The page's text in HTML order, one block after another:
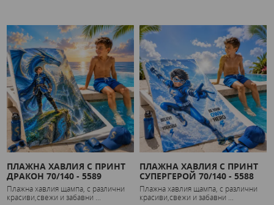
ПЛАЖНА ХАВЛИЯ С ПРИНТ
ДРАКОН 70/140 - 5589
Плажна хавлия щампа, с различни
красиви,свежи и забавни ...
ПЛАЖНА ХАВЛИЯ С ПРИНТ
СУПЕРГЕРОЙ 70/140 - 5588
Плажна хавлия щампа, с различни
красиви,свежи и забавни ...